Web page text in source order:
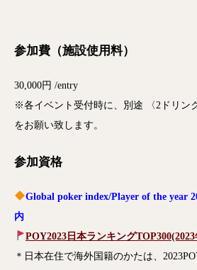
参加費（施設使用料）
30,000円 /entry
※各イベント受付時に、別途 〈2ドリン
をお願い致します。
参加資格
Global poker index/Player of the year
内
POY2023日本ランキング
＊日本在住で海外国籍のかたは、